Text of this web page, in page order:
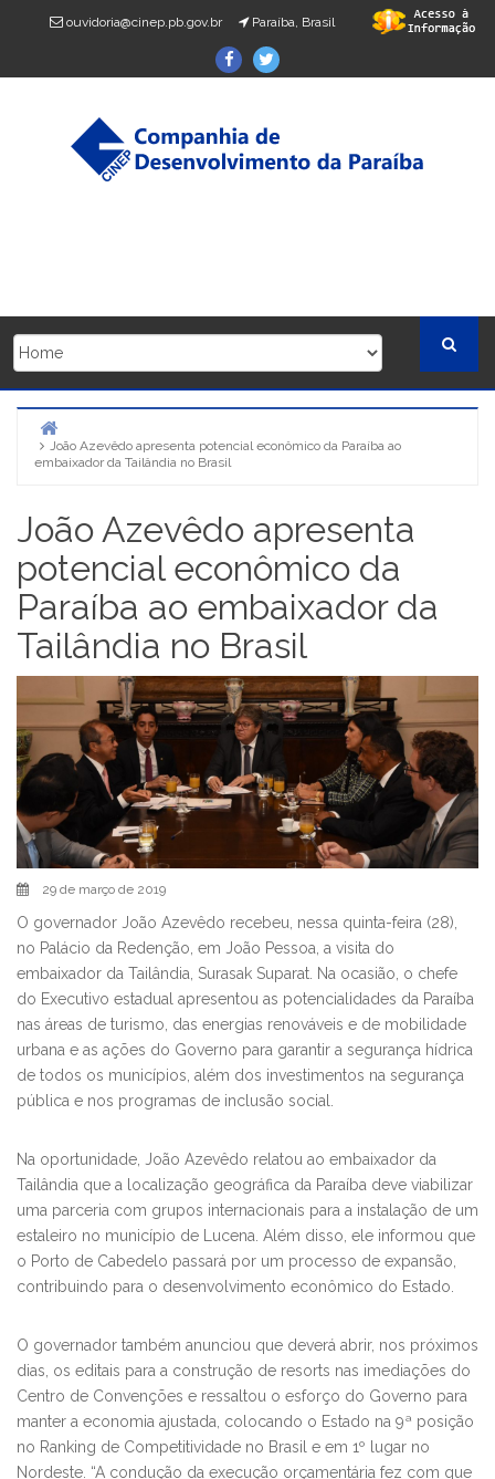
ouvidoria@cinep.pb.gov.br Paraíba, Brasil
Facebook
Twitter
Home
João Azevêdo apresenta potencial econômico da Paraíba ao
embaixador da Tailândia no Brasil
João Azevêdo apresenta
potencial econômico da
Paraíba ao embaixador da
Tailândia no Brasil
29 de março de 2019
O governador João Azevêdo recebeu, nessa quinta-feira (28),
no Palácio da Redenção, em João Pessoa, a visita do
embaixador da Tailândia, Surasak Suparat. Na ocasião, o chefe
do Executivo estadual apresentou as potencialidades da Paraíba
nas áreas de turismo, das energias renováveis e de mobilidade
urbana e as ações do Governo para garantir a segurança hídrica
de todos os municípios, além dos investimentos na segurança
pública e nos programas de inclusão social.
Na oportunidade, João Azevêdo relatou ao embaixador da
Tailândia que a localização geográfica da Paraíba deve viabilizar
uma parceria com grupos internacionais para a instalação de um
estaleiro no município de Lucena. Além disso, ele informou que
o Porto de Cabedelo passará por um processo de expansão,
contribuindo para o desenvolvimento econômico do Estado.
O governador também anunciou que deverá abrir, nos próximos
dias, os editais para a construção de resorts nas imediações do
Centro de Convenções e ressaltou o esforço do Governo para
manter a economia ajustada, colocando o Estado na 9ª posição
no Ranking de Competitividade no Brasil e em 1º lugar no
Nordeste. “A condução da execução orçamentária fez com que